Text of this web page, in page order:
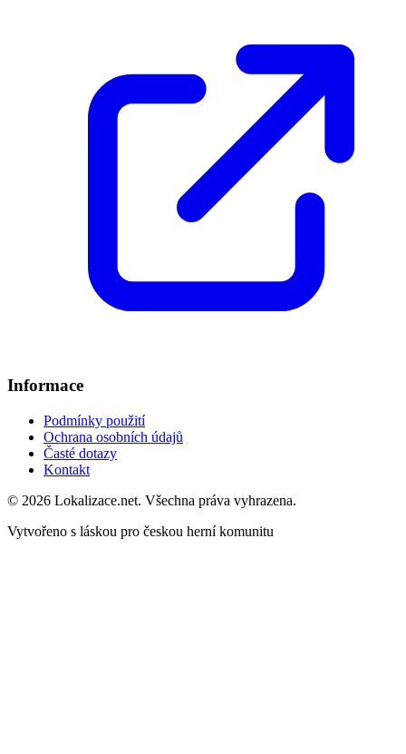
Informace
Podmínky použití
Ochrana osobních údajů
Časté dotazy
Kontakt
© 2026 Lokalizace.net. Všechna práva vyhrazena.
Vytvořeno s láskou pro českou herní komunitu